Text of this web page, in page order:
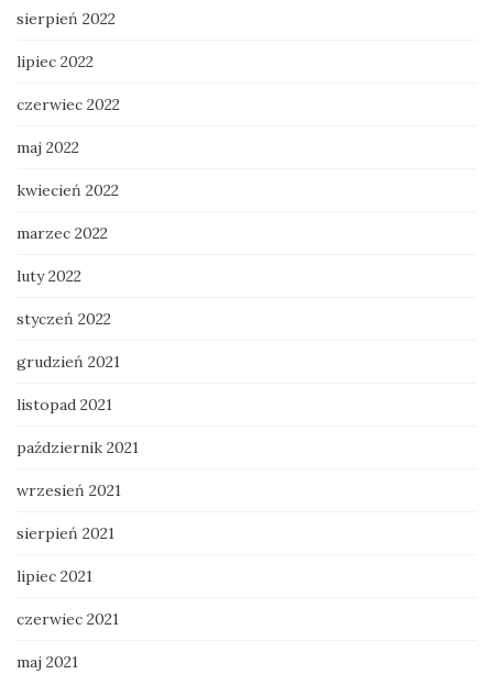
sierpień 2022
lipiec 2022
czerwiec 2022
maj 2022
kwiecień 2022
marzec 2022
luty 2022
styczeń 2022
grudzień 2021
listopad 2021
październik 2021
wrzesień 2021
sierpień 2021
lipiec 2021
czerwiec 2021
maj 2021